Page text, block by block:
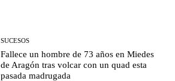
SUCESOS
Fallece un hombre de 73 años en Miedes
de Aragón tras volcar con un quad esta
pasada madrugada